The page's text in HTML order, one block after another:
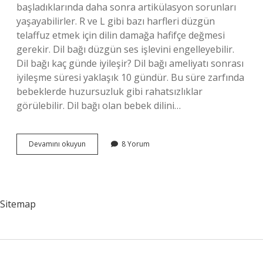
başladıklarında daha sonra artikülasyon sorunları
yaşayabilirler. R ve L gibi bazı harfleri düzgün
telaffuz etmek için dilin damağa hafifçe değmesi
gerekir. Dil bağı düzgün ses işlevini engelleyebilir.
Dil bağı kaç günde iyileşir? Dil bağı ameliyatı sonrası
iyileşme süresi yaklaşık 10 gündür. Bu süre zarfında
bebeklerde huzursuzluk gibi rahatsızlıklar
görülebilir. Dil bağı olan bebek dilini…
Devamını okuyun
Bağı
8 Yorum
Sitemap